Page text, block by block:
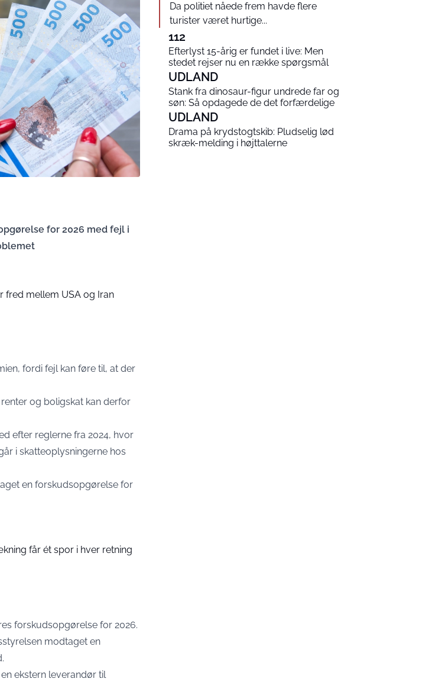
for 2026 med fejl i
fred mellem USA og Iran
fordi fejl kan føre til, at der
og boligskat kan derfor
efter reglerne fra 2024, hvor
i skatteoplysningerne hos
en forskudsopgørelse for
får ét spor i hver retning
forskudsopgørelse for 2026.
modtaget en
ekstern leverandør til
Da politiet nåede frem havde flere
turister været hurtige...
112
Efterlyst 15-årig er fundet i live: Men
stedet rejser nu en række spørgsmål
UDLAND
Stank fra dinosaur-figur undrede far og
søn: Så opdagede de det forfærdelige
UDLAND
Drama på krydstogtskib: Pludselig lød
skræk-melding i højttalerne